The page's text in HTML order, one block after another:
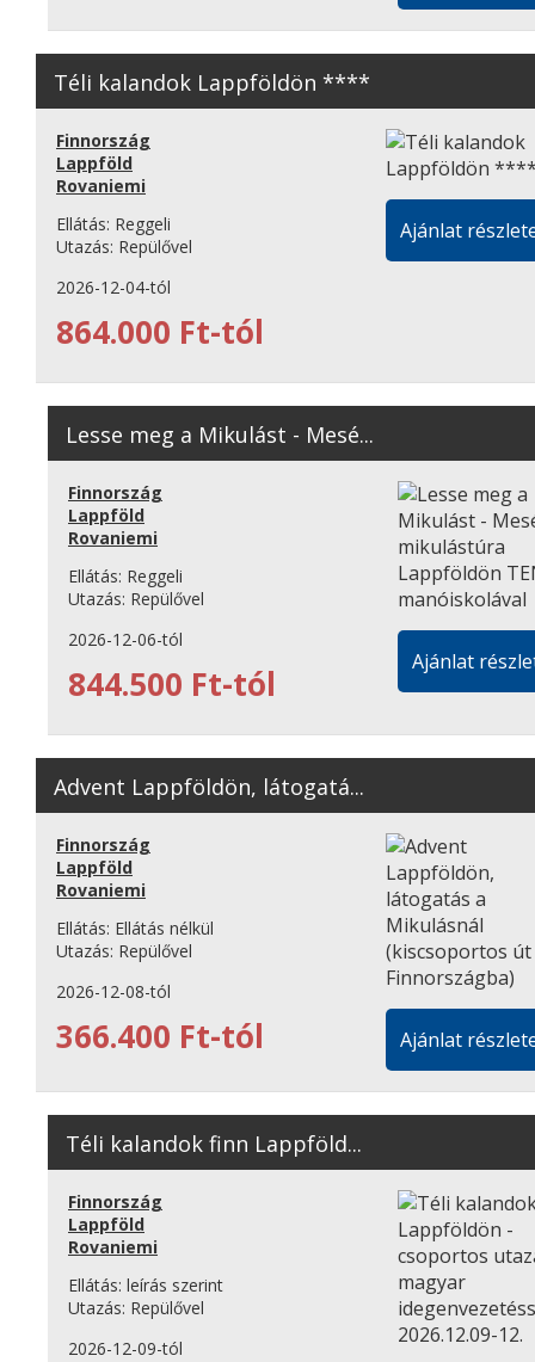
Téli kalandok Lappföldön ****
Finnország
Lappföld
Rovaniemi
Ellátás: Reggeli
Utazás: Repülővel
2026-12-04-tól
864.000 Ft-tól
Ajánlat
Lesse meg a Mikulást - Mesé...
Finnország
Lappföld
Rovaniemi
Ellátás: Reggeli
Utazás: Repülővel
2026-12-06-tól
844.500 Ft-tól
Ajánlat
Advent Lappföldön, látogatá...
Finnország
Lappföld
Rovaniemi
Ellátás: Ellátás nélkül
Utazás: Repülővel
2026-12-08-tól
366.400 Ft-tól Ajánlat
Téli kalandok finn Lappföld...
Finnország
Lappföld
Rovaniemi
Ellátás: leírás szerint
Utazás: Repülővel
2026-12-09-tól